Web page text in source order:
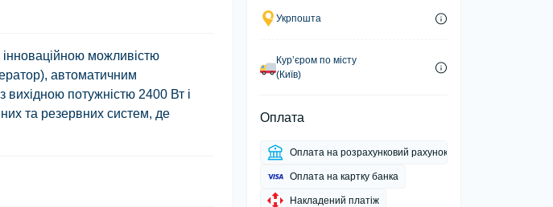
Укрпошта
Курʼєром по місту
(Київ)
Оплата
Оплата на розрахунковий рахунок
Оплата на картку банка
Накладений платіж
можливістю
автоматичним
вихідною потужністю 2400 Вт і
та резервних систем, де